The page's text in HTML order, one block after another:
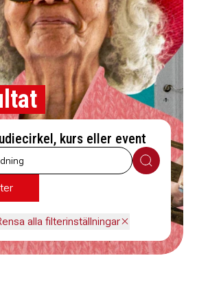
kurs eller event
Sök
alla filterinställningar